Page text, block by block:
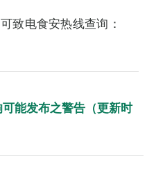
致电食安热线查询：
能发布之警告（更新时